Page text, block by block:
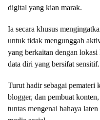
digital yang kian marak.
Ia secara khusus
untuk tidak mengunggah
yang berkaitan dengan lokasi
data diri yang bersifat sensitif.
Turut hadir sebagai pemateri
blogger, dan pembuat
tuntas mengenai bahaya